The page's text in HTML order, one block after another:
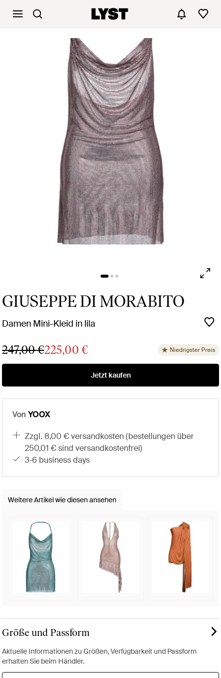
GIUSEPPE DI MORABITO
Damen Mini-Kleid in lila
247,00 €225,00 € Niedrigster Preis
Jetzt kaufen
Von YOOX
zzgl. 8,00 € versandkosten (bestellungen über
250,01 € sind versandkostenfrei)
3-6 business days
Weitere Artikel wie diesen ansehen
Größe und Passform
Aktuelle Informationen zu Größen, Verfügbarkeit und Passform
erhalten Sie beim Händler.